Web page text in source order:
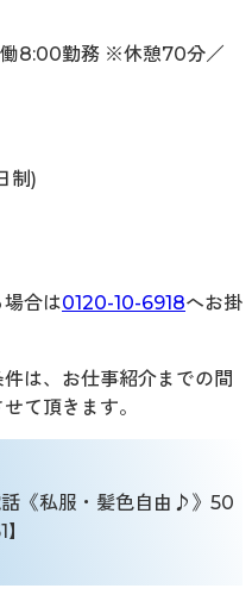
8:00勤務 ※休憩70分／
制)
合は0120-10-6918へお掛
は、お仕事紹介までの間
て頂きます。
《私服・髪色自由♪》50